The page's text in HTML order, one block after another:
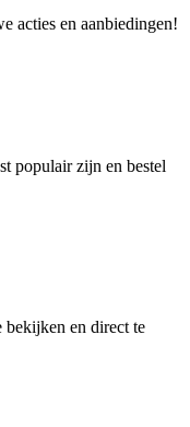
acties en aanbiedingen!
populair zijn en bestel
bekijken en direct te